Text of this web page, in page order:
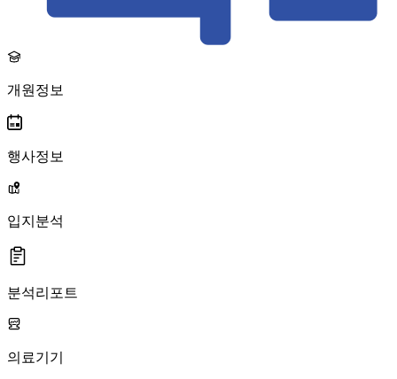
개원정보
행사정보
입지분석
분석리포트
의료기기